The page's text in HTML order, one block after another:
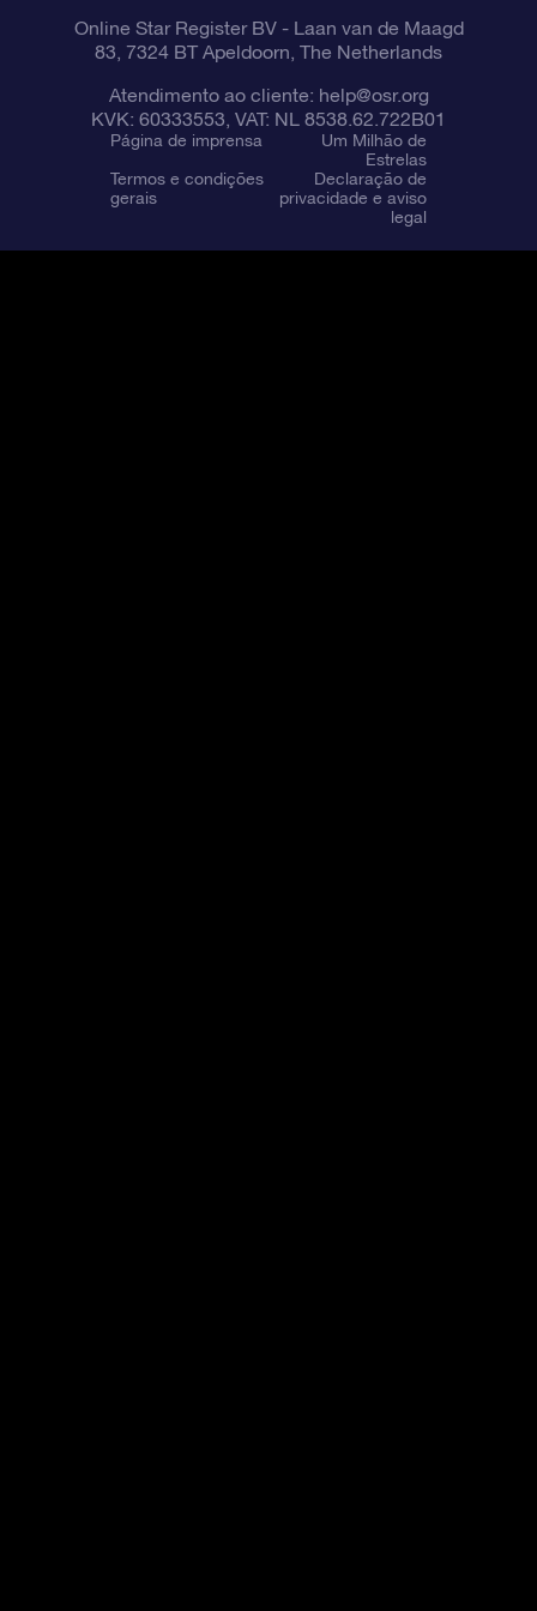
Online Star Register BV- Laan van de Maagd
83, 7324 BT Apeldoorn, The Netherlands
Atendimento ao cliente: help@osr.org
KVK: 60333553, VAT: NL 8538.62.722B01
Página de imprensa
Um Milhão de
Estrelas
Termos e condições
gerais
Declaração de
privacidade e aviso
legal